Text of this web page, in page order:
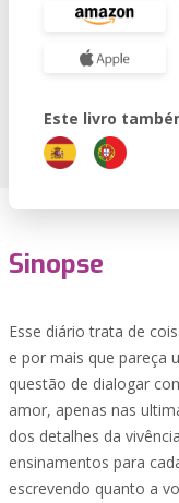
Este livro
Sinopse
Esse diário trata de
e por mais que pareça
questão de dialogar
amor, apenas nas
dos detalhes da
ensinamentos para
escrevendo quanto a